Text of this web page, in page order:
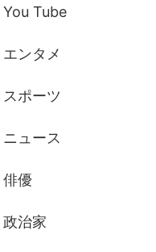
You Tube
エンタメ
スポーツ
ニュース
俳優
政治家